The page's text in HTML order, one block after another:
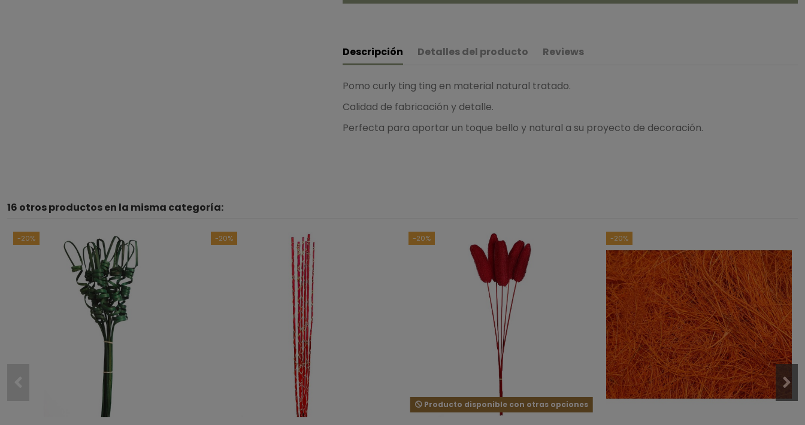
Descripción Detalles del producto Reviews
Pomo curly ting ting en material natural tratado.
Calidad de fabricación y detalle.
Perfecta para aportar un toque bello y natural a su proyecto de decoración.
16 otros productos en la misma categoría:
-20% -20% -20%
Producto disponible con otras opciones
-20%